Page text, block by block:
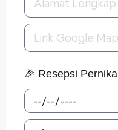
🎉 Resepsi